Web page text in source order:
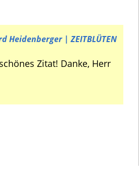
Heidenberger | ZEITBLÜTEN
Zitat! Danke, Herr